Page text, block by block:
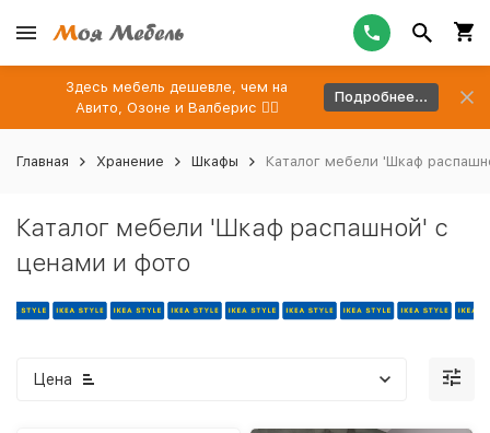
Здесь мебель дешевле, чем на
Авито, Озоне и Валберис 👉🏻
Подробнее...
Главная Хранение Шкафы Каталог мебели 'Шкаф
Каталог мебели 'Шкаф распашной' с
ценами и фото
Цена